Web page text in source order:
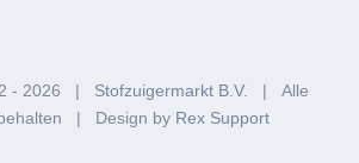
- 2026 | Stofzuigermarkt B.V.
| Alle
| Design by Rex Support